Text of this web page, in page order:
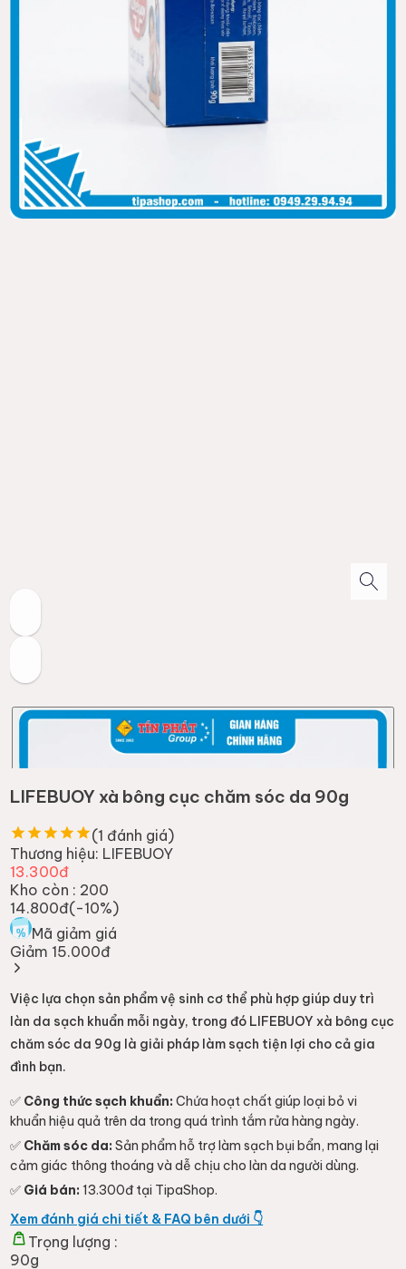
LIFEBUOY xà bông cục chăm sóc da 90g
(1 đánh giá)
Thương hiệu: LIFEBUOY
13.300đ
Kho còn : 200
14.800đ(-10%)
Mã giảm giá
Giảm 15.000đ
Việc lựa chọn sản phẩm vệ sinh cơ thể phù hợp giúp duy trì
làn da sạch khuẩn mỗi ngày, trong đó LIFEBUOY xà bông cục
chăm sóc da 90g là giải pháp làm sạch tiện lợi cho cả gia
đình bạn.
✅ Công thức sạch khuẩn: Chứa hoạt chất giúp loại bỏ vi
khuẩn hiệu quả trên da trong quá trình tắm rửa hàng ngày.
✅ Chăm sóc da: Sản phẩm hỗ trợ làm sạch bụi bẩn, mang lại
cảm giác thông thoáng và dễ chịu cho làn da người dùng.
✅ Giá bán: 13.300đ tại TipaShop.
Xem đánh giá chi tiết & FAQ bên dưới 👇
Trọng lượng :
90g